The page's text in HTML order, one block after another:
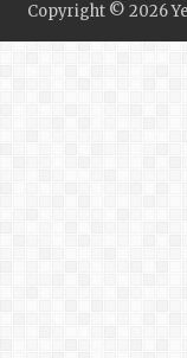
Copyright © 2026